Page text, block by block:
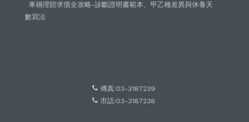
車禍理賠求償全攻略-診斷證明書範本、甲乙種差異與休養天
數寫法
傳真:03-3187239
市話:03-3187238